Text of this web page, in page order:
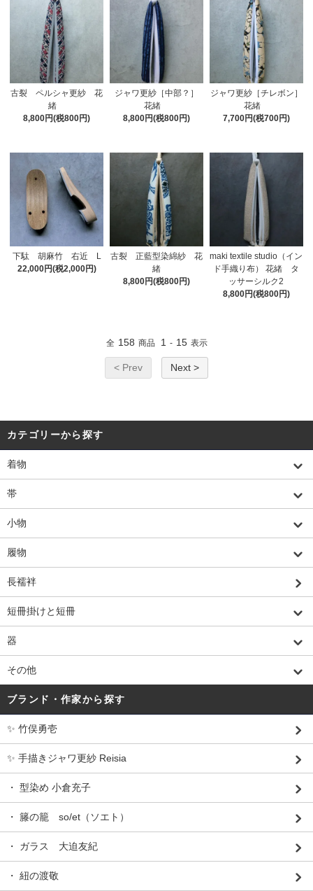
古裂 ペルシャ更紗 花
緒
8,800円(税800円)
ジャワ更紗［中部？］
花緒
8,800円(税800円)
ジャワ更紗［チレボン］
花緒
7,700円(税700円)
下駄 胡麻竹 右近 L
22,000円(税2,000円)
古裂 正藍型染綿紗 花
緒
8,800円(税800円)
maki textile studio（イン
ド手織り布） 花緒 タ
ッサーシルク2
8,800円(税800円)
全 158 商品 1 - 15 表示
< Prev Next >
カテゴリーから探す
着物
帯
小物
履物
長襦袢
短冊掛けと短冊
器
その他
ブランド・作家から探す
✨ 竹俣勇壱
✨ 手描きジャワ更紗 Reisia
・ 型染め 小倉充子
・ 籐の籠 so/et（ソエト）
・ ガラス 大迫友紀
・ 紐の渡敬